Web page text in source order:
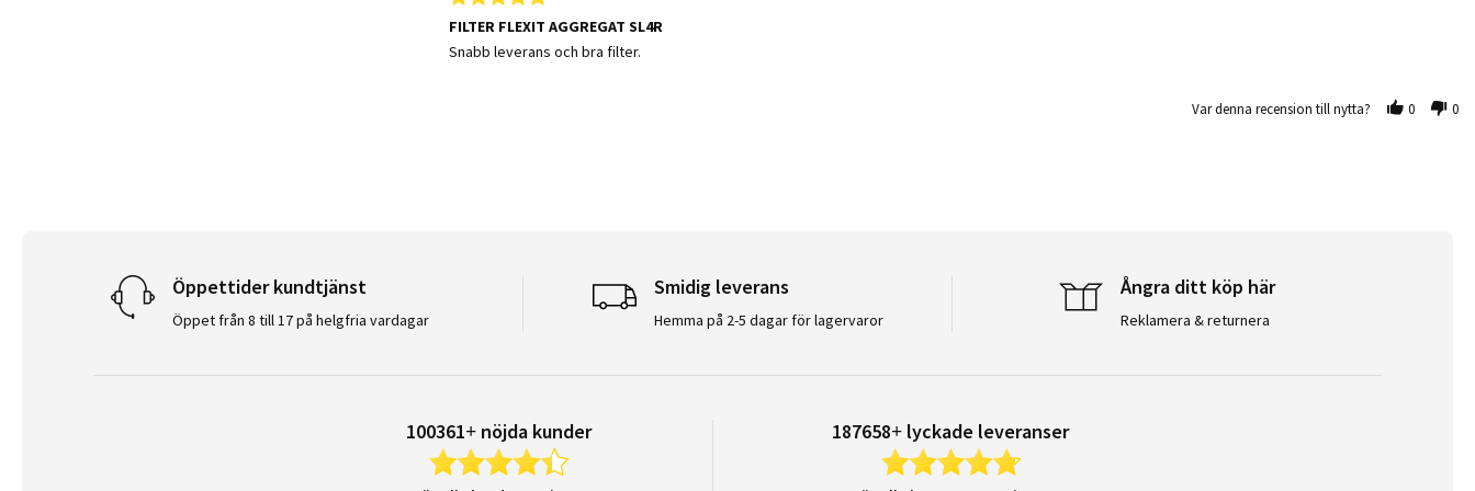
FILTER FLEXIT AGGREGAT SL4R
Review by Claes N. on 13 Aug 2024
review stating FILTER FLEXIT AGGREGAT SL4R
Snabb leverans och bra filter.
Var denna recension till nytta? 0 0
Öppettider kundtjänst
Öppet från 8 till 17 på helgfria vardagar
Smidig leverans
Hemma på 2-5 dagar för lagervaror
Ångra ditt köp här
Reklamera & returnera
100361+ nöjda kunder 187658+ lyckade leveranser